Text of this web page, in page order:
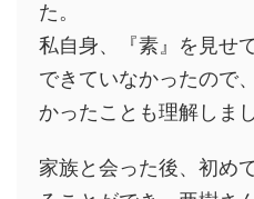
た。
私自身、『素』を見せ
できていなかったので
かったことも理解しまし
家族と会った後、初め